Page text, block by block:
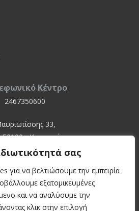
σας
για να βελτιώσουμε την εμπειρία
εξατομικευμένες
και να αναλύουμε την
κλικ στην επιλογή
Κέντρο
2467350600
33,
- Καστοριά